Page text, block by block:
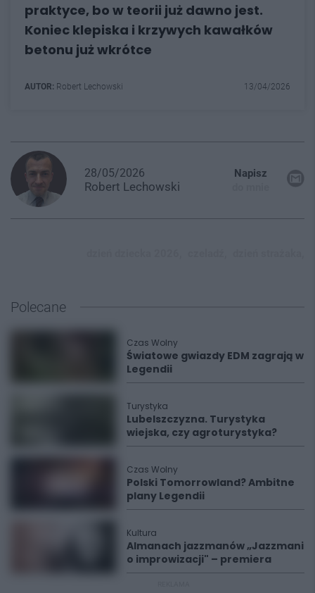
praktyce, bo w teorii już dawno jest.
Koniec klepiska i krzywych kawałków
betonu już wkrótce
AUTOR: Robert Lechowski 13/04/2026
28/05/2026
Robert Lechowski
Napisz
Polecane
Czas Wolny
Światowe gwiazdy EDM zagrają w
Legendii
Turystyka
Lubelszczyzna. Turystyka
wiejska, czy agroturystyka?
Czas Wolny
Polski Tomorrowland? Ambitne
plany Legendii
Kultura
Almanach jazzmanów „Jazzmani
o improwizacji" – premiera